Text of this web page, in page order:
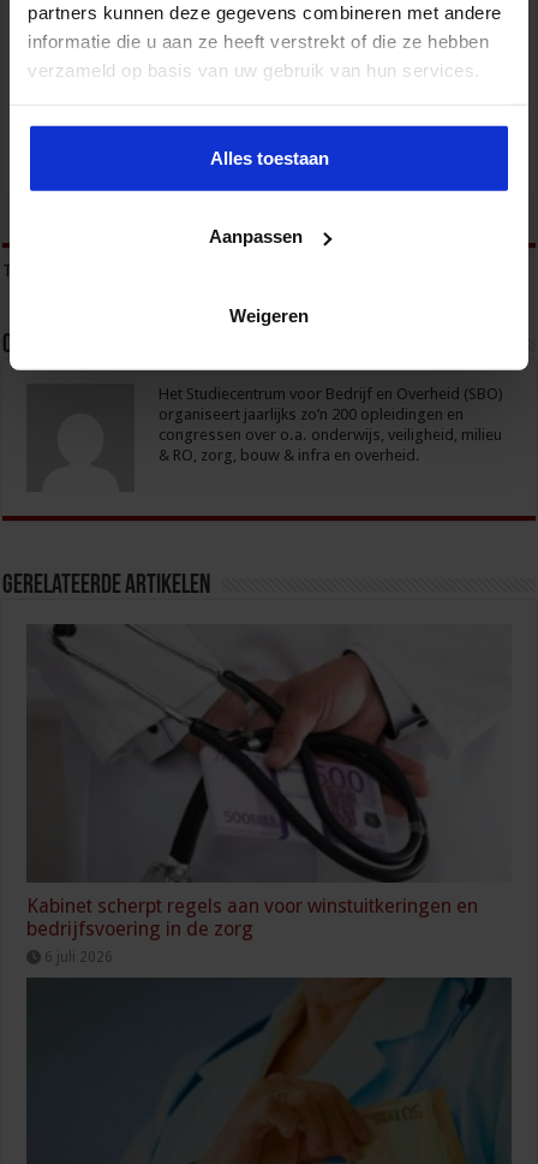
partners kunnen deze gegevens combineren met andere
informatie die u aan ze heeft verstrekt of die ze hebben
verzameld op basis van uw gebruik van hun services.
Alles toestaan
Aanpassen
Weigeren
Mobile Healthcare Event 2026
ZORG
Tags
Over sbo
Het Studiecentrum voor Bedrijf en Overheid (SBO)
organiseert jaarlijks zo’n 200 opleidingen en
congressen over o.a. onderwijs, veiligheid, milieu
& RO, zorg, bouw & infra en overheid.
Gerelateerde Artikelen
Kabinet scherpt regels aan voor winstuitkeringen en
bedrijfsvoering in de zorg
6 juli 2026